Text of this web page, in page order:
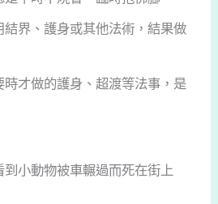
界、護身或其他法術，結果做
才做的護身、超渡等法事，是
小動物被車輾過而死在街上